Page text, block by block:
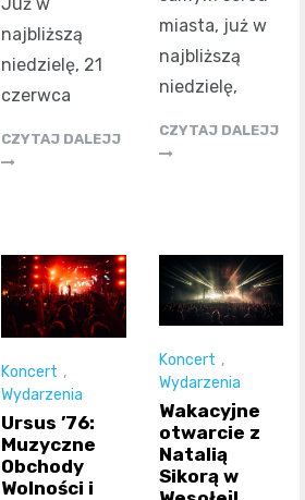
najbliższą
niedzielę, 21
czerwca
CZYTAJ DALEJJ
miasta, już w
najbliższą
niedzielę,
CZYTAJ DALEJJ
Koncert ,
Wydarzenia
Ursus ’76:
Muzyczne
Obchody
Wolności i
Koncert ,
Wydarzenia
Wakacyjne
otwarcie z
Natalią
Sikorą w